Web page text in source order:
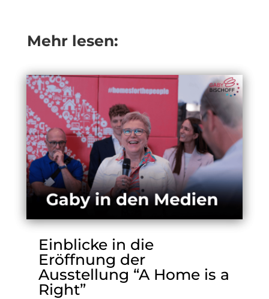
Mehr lesen:
Einblicke in die
Eröffnung der
Ausstellung “A Home is a
Right”